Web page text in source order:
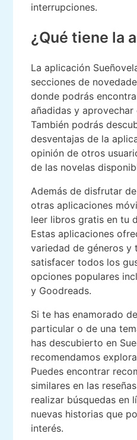
interrupciones.
¿Qué tiene la
La aplicación
secciones de
donde podrás
añadidas y
También podrás
desventajas de la
opinión de otros
de las novelas
Además de disfrutar
otras aplicaciones
leer libros gratis en tu
Estas aplicaciones
variedad de géneros y
satisfacer todos los
opciones populares
y Goodreads.
Si te has enamorado
particular o de una
has descubierto en
recomendamos
Puedes encontrar
similares en las
realizar búsquedas en
nuevas historias que
interés.